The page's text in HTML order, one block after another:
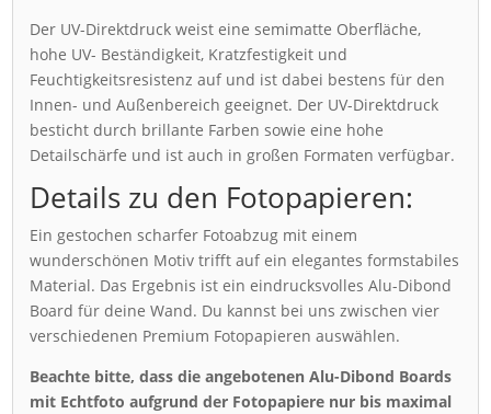
Der UV-Direktdruck weist eine semimatte Oberfläche,
hohe UV- Beständigkeit, Kratzfestigkeit und
Feuchtigkeitsresistenz auf und ist dabei bestens für den
Innen- und Außenbereich geeignet. Der UV-Direktdruck
besticht durch brillante Farben sowie eine hohe
Detailschärfe und ist auch in großen Formaten verfügbar.
Details zu den Fotopapieren:
Ein gestochen scharfer Fotoabzug mit einem
wunderschönen Motiv trifft auf ein elegantes formstabiles
Material. Das Ergebnis ist ein eindrucksvolles Alu-Dibond
Board für deine Wand. Du kannst bei uns zwischen vier
verschiedenen Premium Fotopapieren auswählen.
Beachte bitte, dass die angebotenen Alu-Dibond Boards
mit Echtfoto aufgrund der Fotopapiere nur bis maximal